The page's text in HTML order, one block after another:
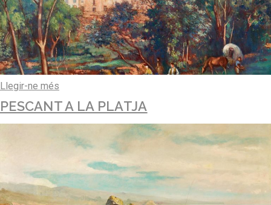
Llegir-ne més
PESCANT A LA PLATJA